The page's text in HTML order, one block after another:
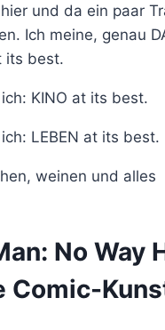
und da ein paar
Ich meine, genau
its best.
KINO at its best.
LEBEN at its best.
weinen und alles
No Way
Comic-